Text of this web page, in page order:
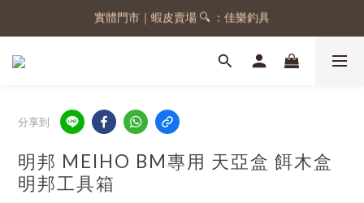
註冊會員，送 50 元購物金
實體門市｜蝦皮賣場 🔍 ：佳樂釣具
分享到
明邦 MEIHO BM專用 天亞盒 餌木盒
明邦工具箱